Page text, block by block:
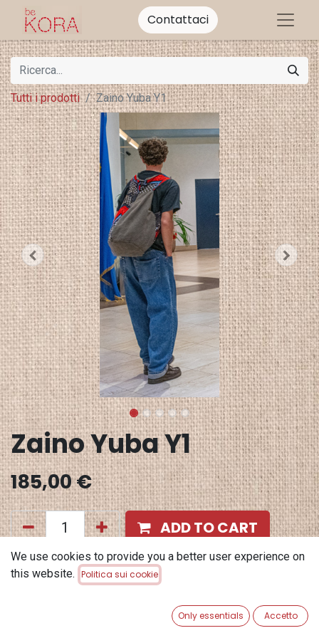
Contattaci
Tutti i prodotti Zaino Yuba Y1
Zaino Yuba Y1
185,00€
ADD TO CART
Aggiungi alla lista dei desideri
We use cookies to provide you a better user experience on
this website. Politica sui cookie
Only essentials Accetto